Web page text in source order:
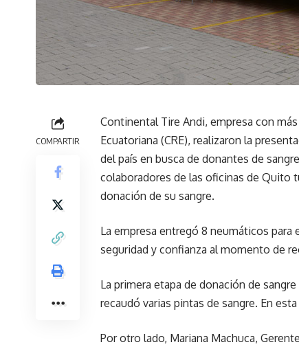
COMPARTIR
Continental Tire Andi, empresa con
Ecuatoriana (CRE), realizaron la
del país en busca de donantes de
colaboradores de las oficinas de Quito
donación de su sangre.
La empresa entregó 8 neumáticos
seguridad y confianza al momento de
La primera etapa de donación de
recaudó varias pintas de sangre. En
Por otro lado, Mariana Machuca,